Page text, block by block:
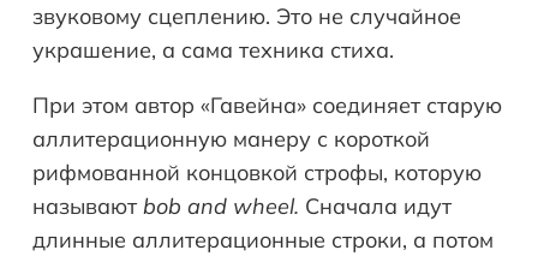
звуковому сцеплению. Это не случайное
украшение, а сама техника стиха.
При этом автор «Гавейна» соединяет старую
аллитерационную манеру с короткой
рифмованной концовкой строфы, которую
называютbob and wheel. Сначала идут
длинные аллитерационные строки, а потом